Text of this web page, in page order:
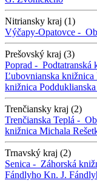
Nitriansky kraj (1)
Výčapy-Opatovce -
Prešovský kraj (3)
Poprad - Podtatranská
Ľubovnianska knižnica
knižnica
Trenčiansky kraj (2)
Trenčianska Teplá -
knižnica Michala
Trnavský kraj (2)
Senica - Záhorská
Fándlyho Kn. J.